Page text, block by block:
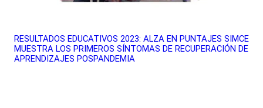
RESULTADOS EDUCATIVOS 2023: ALZA EN PUNTAJES SIMCE
MUESTRA LOS PRIMEROS SÍNTOMAS DE RECUPERACIÓN DE
APRENDIZAJES POSPANDEMIA